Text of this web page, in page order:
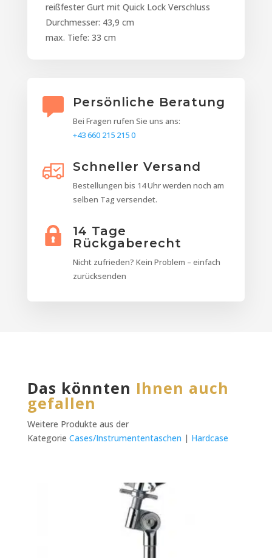
reißfester Gurt mit Quick Lock Verschluss
Durchmesser: 43,9 cm
max. Tiefe: 33 cm
Persönliche Beratung
Bei Fragen rufen Sie uns ans:
+43 660 215 215 0
Schneller Versand
Bestellungen bis 14 Uhr werden noch am
selben Tag versendet.
14 Tage
Rückgaberecht
Nicht zufrieden? Kein Problem – einfach
zurücksenden
Das könnten Ihnen auch
gefallen
Weitere Produkte aus der
Kategorie Cases/Instrumententaschen | Hardcase